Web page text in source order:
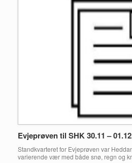
Evjeprøven til SHK 30.11 –
Standkvarteret for Evjeprøven var
varierende vær med både snø, regn og